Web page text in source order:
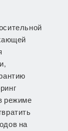
режиме
на